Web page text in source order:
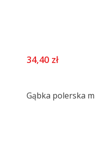
34,40 zł
Gąbka polerska